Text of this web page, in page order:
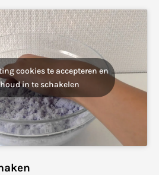
cookies te accepteren en
in te schakelen